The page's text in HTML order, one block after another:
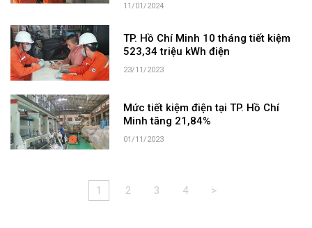
11/01/2024
TP. Hồ Chí Minh 10 tháng tiết kiệm
523,34 triệu kWh điện
23/11/2023
Mức tiết kiệm điện tại TP. Hồ Chí
Minh tăng 21,84%
01/11/2023
1 2 3 4 >